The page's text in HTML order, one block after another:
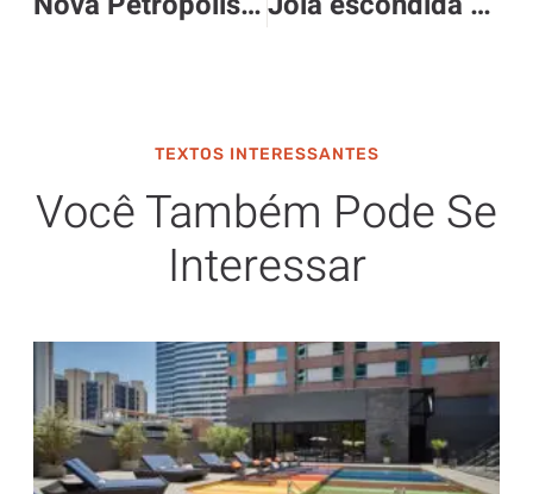
TEXTOS INTERESSANTES
Você Também Pode Se
Interessar